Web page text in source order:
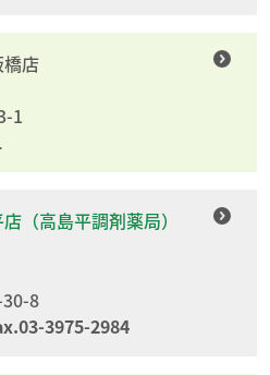
店
1
（高島平調剤薬局）
8
3975-2984